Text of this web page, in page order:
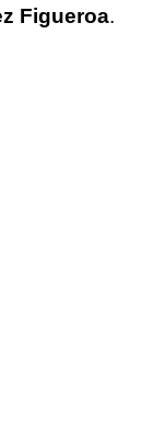
Figueroa.